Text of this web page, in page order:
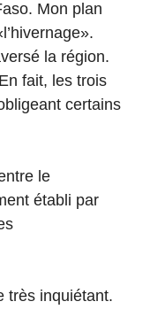
Mon plan
la région.
fait, les trois
certains
le
établi par
très inquiétant.